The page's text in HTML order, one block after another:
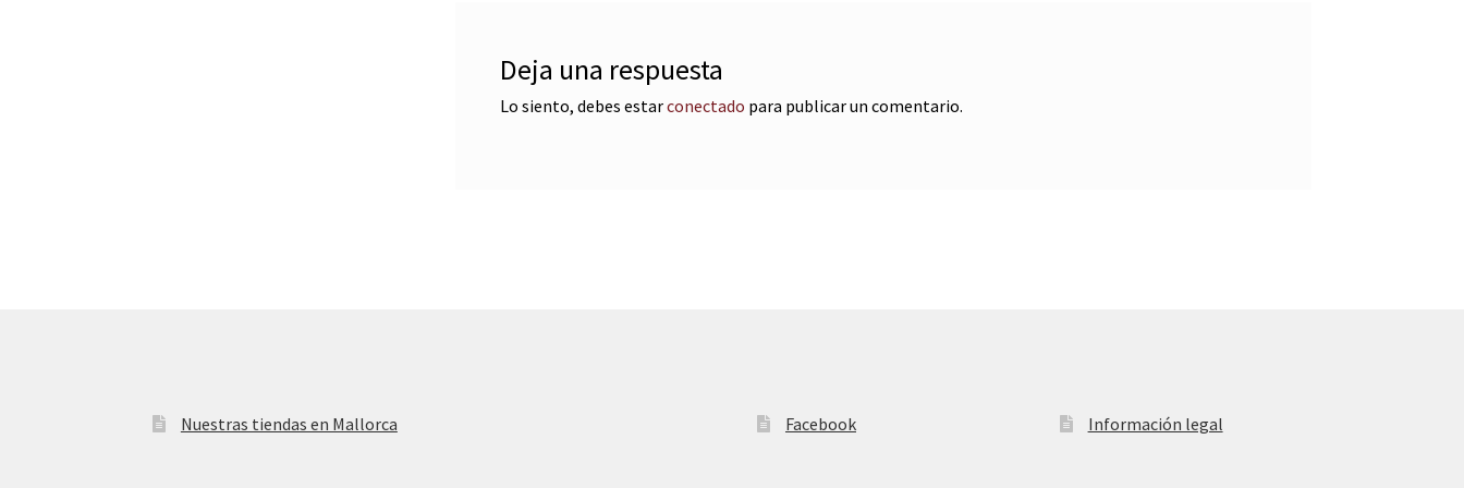
Deja una respuesta
Lo siento, debes estarconectado para publicar un comentario.
Nuestras tiendas en Mallorca Facebook Información legal